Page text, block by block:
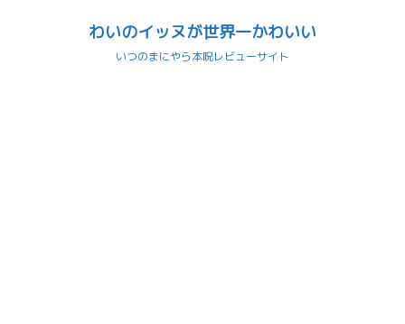
わいのイッヌが世界一かわいい
いつのまにやら本呪レビューサイト